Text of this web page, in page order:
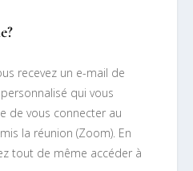
recevez un e-mail de
qui vous
de vous connecter au
la réunion (Zoom). En
tout de même accéder à